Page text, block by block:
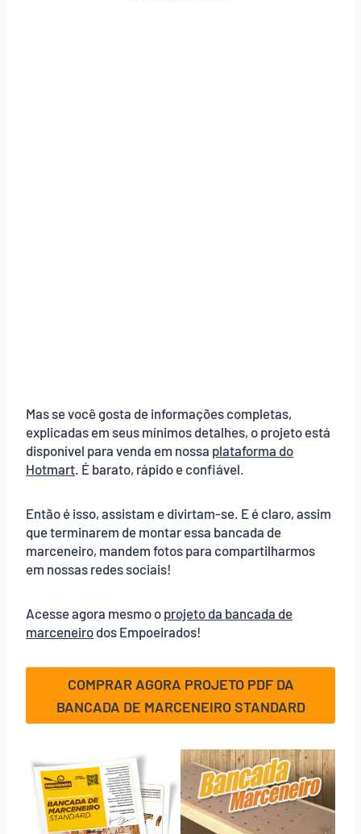
Mas se você gosta de informações completas,
explicadas em seus mínimos detalhes, o projeto está
disponível para venda em nossa plataforma do
Hotmart . É barato, rápido e confiável.
Então é isso, assistam e divirtam-se. E é claro, assim
que terminarem de montar essa bancada de
marceneiro, mandem fotos para compartilharmos
em nossas redes sociais!
Acesse agora mesmo o projeto da bancada de
marceneiro dos Empoeirados!
COMPRAR AGORA PROJETO PDF DA
BANCADA DE MARCENEIRO STANDARD